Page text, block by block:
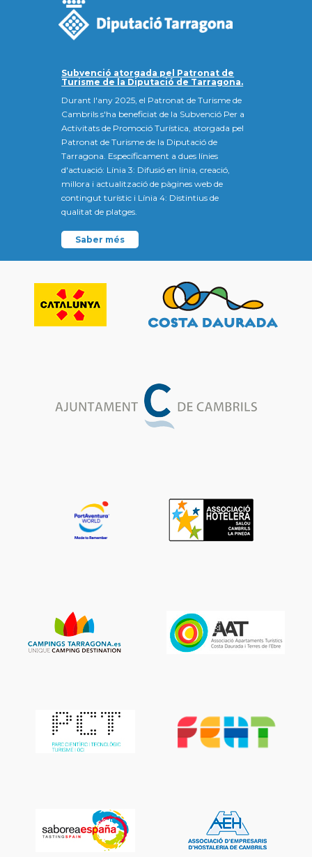
Subvenció atorgada pel Patronat de
Turisme de la Diputació de Tarragona.
Durant l'any 2025, el Patronat de Turisme de
Cambrils s'ha beneficiat de la Subvenció Per a
Activitats de Promoció Turística, atorgada pel
Patronat de Turisme de la Diputació de
Tarragona. Específicament a dues línies
d'actuació: Línia 3: Difusió en línia, creació,
millora i actualització de pàgines web de
contingut turístic i Línia 4: Distintius de
qualitat de platges.
Saber més